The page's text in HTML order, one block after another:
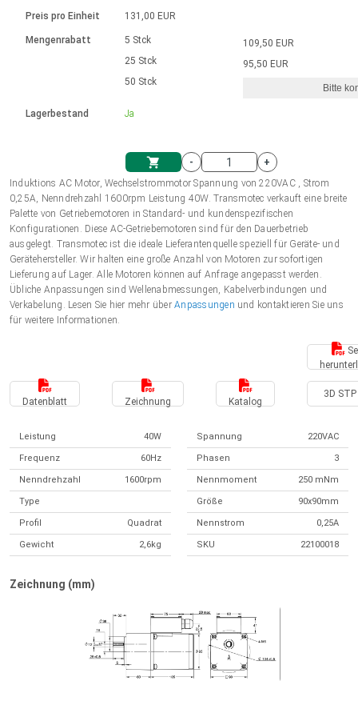
Einheitssystem
Einkaufswagen
Hubmagnete
230 - 50 Hz | 110 - 60 Hz
Drehzahlregelung für die AIS-Serie
Bürstenlose Gleichstrommotoren
mit Planetengetriebe und internem
Ø 28-42| 1-1400 rpm | <= 290Ncm
Bürstenlose DC Motor Controller
Gleichstrommotoren mit
Schneckengetriebe und Bürsten
Ø43-124mm | 31-425rpm | ≤ 41Nm
Treiber für Gleichstrommotoren mit
Synchron-Asynchron | für 1-4 Elektrozylinder
Synchron-Asynchron | für 1-4 Elektrozylinder
Français (EUR)
Polski (EUR)
Norsk (NOK)
Suomi (EUR)
Svenska (SEK)
Preis pro Einheit
Mengenrabatt
Lagerbestand
131,00 EUR
5 Stck
25 Stck
50 Stck
Ja
109,50 EUR
95,50 EUR
Bitte
-
+
Induktions AC Motor, Wechselstrommotor Spannung von 220VAC , Strom
0,25A, Nenndrehzahl 1600rpm Leistung 40W. Transmotec verkauft eine breite
Palette von Getriebemotoren in Standard- und kundenspezifischen
Konfigurationen. Diese AC-Getriebemotoren sind für den Dauerbetrieb
ausgelegt. Transmotec ist die ideale Lieferantenquelle speziell für Geräte- und
Gerätehersteller. Wir halten eine große Anzahl von Motoren zur sofortigen
Lieferung auf Lager. Alle Motoren können auf Anfrage angepasst werden.
Übliche Anpassungen sind Wellenabmessungen, Kabelverbindungen und
Verkabelung. Lesen Sie hier mehr überAnpassungen und kontaktieren Sie uns
für weitere Informationen.
Datenblatt Zeichnung Katalog
3D STP
Leistung 40W Spannung 220VAC
Frequenz 60Hz Phasen 3
Nenndrehzahl 1600rpm Nennmoment 250 mNm
Type Größe 90x90mm
Profil Quadrat Nennstrom 0,25A
Gewicht 2,6kg SKU 22100018
Zeichnung (mm)